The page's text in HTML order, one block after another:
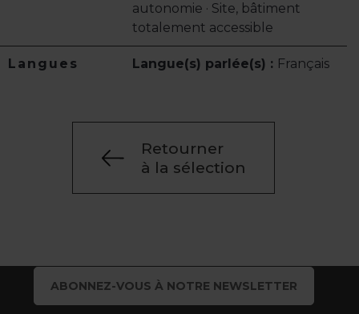
autonomie · Site, bâtiment
totalement accessible
Langues Langue(s) parlée(s) : Français
Retourner
à la sélection
ABONNEZ-VOUS À NOTRE NEWSLETTER